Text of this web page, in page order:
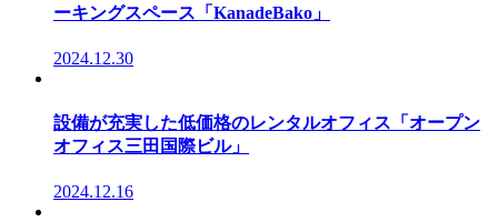
ーキングスペース「KanadeBako」
2024.12.30
設備が充実した低価格のレンタルオフィス「オープン
オフィス三田国際ビル」
2024.12.16